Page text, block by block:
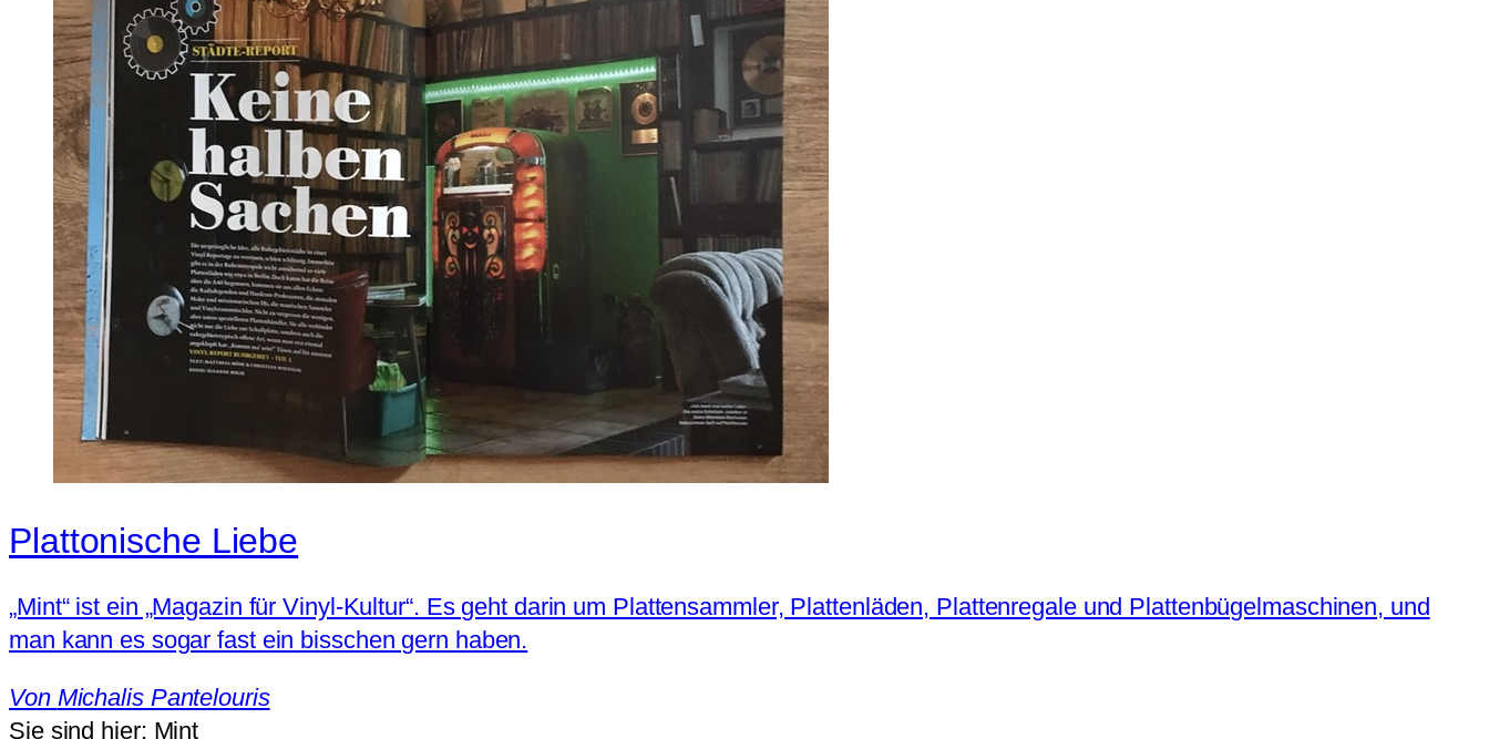
Plattonische Liebe
„Mint“ ist ein „Magazin für Vinyl-Kultur“. Es geht darin um Plattensammler, Plattenläden, Plattenregale und Plattenbügelmaschinen, und
man kann es sogar fast ein bisschen gern haben.
Von Michalis Pantelouris
Sie sind hier: Mint